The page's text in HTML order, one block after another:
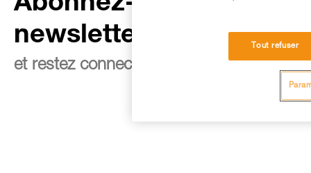
newsletter
et restez connecté à notre actualité
Tout refuser